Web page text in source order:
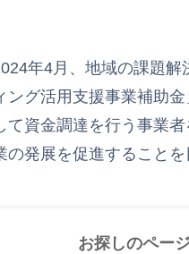
年4月、地域の課題
ング活用支援事業補助
て資金調達を行う事業
発展を促進することを
お探しのペー